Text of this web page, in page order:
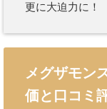
更に大迫力に！
メグザモン
価と口コミ